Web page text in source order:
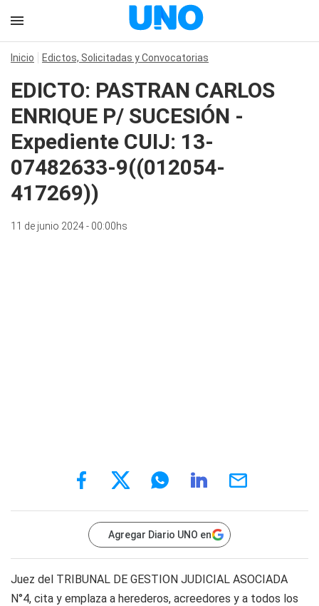
Inicio Edictos, Solicitadas y Convocatorias
EDICTO: PASTRAN CARLOS
ENRIQUE P/ SUCESIÓN -
Expediente CUIJ: 13-
07482633-9((012054-
417269))
11 de junio 2024 - 00:00hs
Agregar Diario UNO en
Juez del TRIBUNAL DE GESTION JUDICIAL ASOCIADA
N°4, cita y emplaza a herederos, acreedores y a todos los